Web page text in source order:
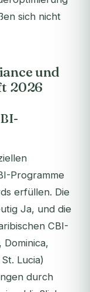
sich nicht
und
2026
Programme
erfüllen. Die
Ja, und die
CBI-
Lucia)
durch